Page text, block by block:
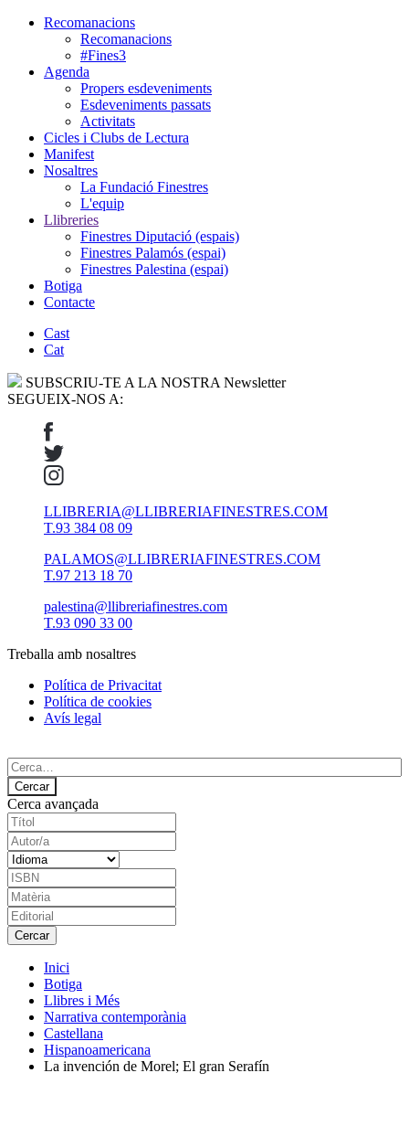
Recomanacions
Recomanacions
#Fines3
Agenda
Propers esdeveniments
Esdeveniments passats
Activitats
Cicles i Clubs de Lectura
Manifest
Nosaltres
La Fundació Finestres
L'equip
Llibreries
Finestres Diputació (espais)
Finestres Palamós (espai)
Finestres Palestina (espai)
Botiga
Contacte
Cast
Cat
SUBSCRIU-TE A LA NOSTRA Newsletter
SEGUEIX-NOS A:
LLIBRERIA@LLIBRERIAFINESTRES.COM
T.93 384 08 09
PALAMOS@LLIBRERIAFINESTRES.COM
T.97 213 18 70
palestina@llibreriafinestres.com
T.93 090 33 00
Treballa amb nosaltres
Política de Privacitat
Política de cookies
Avís legal
Cerca avançada
Inici
Botiga
Llibres i Més
Narrativa contemporània
Castellana
Hispanoamericana
La invención de Morel; El gran Serafín